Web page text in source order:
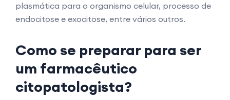
plasmática para o organismo celular, processo de
endocitose e exocitose, entre vários outros.
Como se preparar para ser
um farmacêutico
citopatologista?